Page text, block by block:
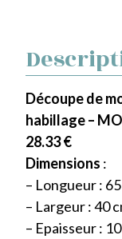
Découpe de
habillage –
28.33 €
Dimensions :
– Longueur :
– Largeur : 40
– Epaisseur :